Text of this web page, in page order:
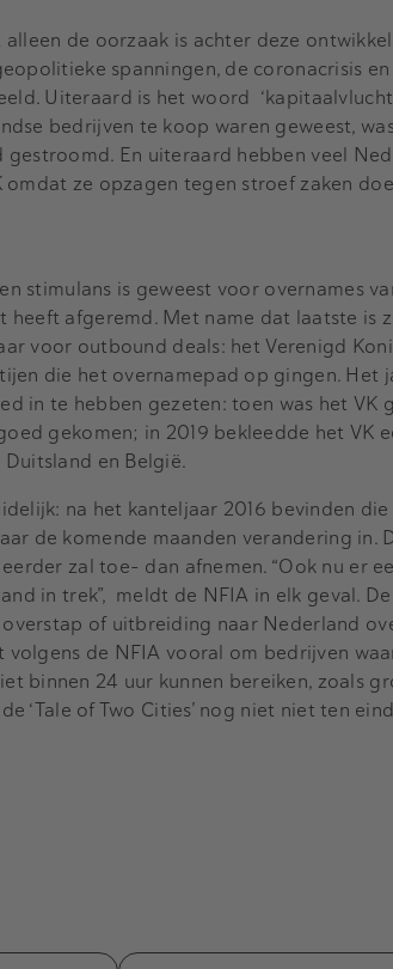
de oorzaak is achter deze
spanningen, de coronacrisis
Uiteraard is het woord
bedrijven te koop waren geweest,
En uiteraard hebben veel
ze opzagen tegen stroef zaken
stimulans is geweest voor overnames
heeft afgeremd. Met name dat laatste is
voor outbound deals: het Verenigd
die het overnamepad op gingen. Het
in te hebben gezeten: toen was het VK
gekomen; in 2019 bekleedde het VK
en België.
na het kanteljaar 2016 bevinden
de komende maanden verandering in.
zal toe- dan afnemen. “Ook nu er
in trek”, meldt de NFIA in elk geval.
of uitbreiding naar Nederland
de NFIA vooral om bedrijven
binnen 24 uur kunnen bereiken, zoals
‘Tale of Two Cities’ nog niet niet ten